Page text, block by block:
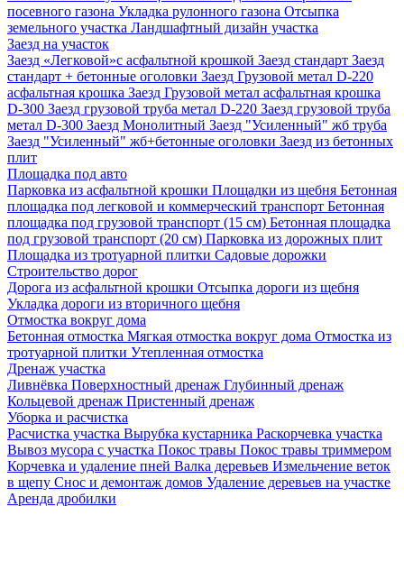
посевного газона Укладка рулонного газона Отсыпка
земельного участка Ландшафтный дизайн участка
Заезд на участок
Заезд «Легковой»с асфальтной крошкой Заезд стандарт Заезд
стандарт + бетонные оголовки Заезд Грузовой метал D-220
асфальтная крошка Заезд Грузовой метал асфальтная крошка
D-300 Заезд грузовой труба метал D-220 Заезд грузовой труба
метал D-300 Заезд Монолитный Заезд "Усиленный" жб труба
Заезд "Усиленный" жб+бетонные оголовки Заезд из бетонных
плит
Площадка под авто
Парковка из асфальтной крошки Площадки из щебня Бетонная
площадка под легковой и коммерческий транспорт Бетонная
площадка под грузовой транспорт (15 см) Бетонная площадка
под грузовой транспорт (20 см) Парковка из дорожных плит
Площадка из тротуарной плитки Садовые дорожки
Строительство дорог
Дорога из асфальтной крошки Отсыпка дороги из щебня
Укладка дороги из вторичного щебня
Отмостка вокруг дома
Бетонная отмостка Мягкая отмостка вокруг дома Отмостка из
тротуарной плитки Утепленная отмостка
Дренаж участка
Ливнёвка Поверхностный дренаж Глубинный дренаж
Кольцевой дренаж Пристенный дренаж
Уборка и расчистка
Расчистка участка Вырубка кустарника Раскорчевка участка
Вывоз мусора с участка Покос травы Покос травы триммером
Корчевка и удаление пней Валка деревьев Измельчение веток
в щепу Снос и демонтаж домов Удаление деревьев на участке
Аренда дробилки